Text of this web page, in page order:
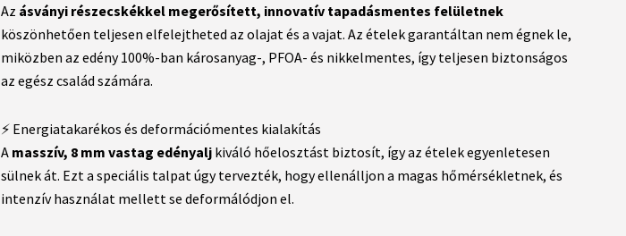
Az ásványi részecskékkel megerősített, innovatív tapadásmentes felületnek
köszönhetően teljesen elfelejtheted az olajat és a vajat. Az ételek garantáltan nem égnek le,
miközben az edény 100%-ban károsanyag-, PFOA- és nikkelmentes, így teljesen biztonságos
az egész család számára.
⚡ Energiatakarékos és deformációmentes kialakítás
A masszív, 8 mm vastag edényaljkiváló hőelosztást biztosít, így az ételek egyenletesen
sülnek át. Ezt a speciális talpat úgy tervezték, hogy ellenálljon a magas hőmérsékletnek, és
intenzív használat mellett se deformálódjon el.